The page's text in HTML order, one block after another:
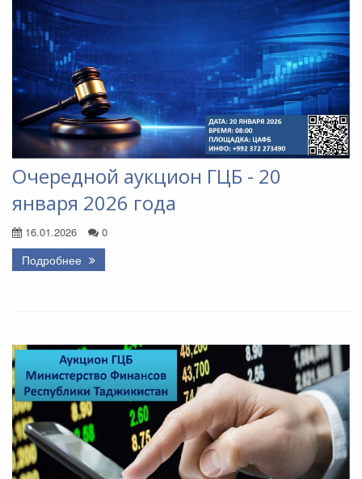
Очередной аукцион ГЦБ - 20
января 2026 года
16.01.2026 0
Подробнее